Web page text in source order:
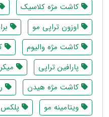
کاشت مژه کلاسیک
اوزون تراپی مو
کاشت مژه والیوم
پارافین تراپی
کاشت مژه هیدن
ویتامینه مو
پلکس